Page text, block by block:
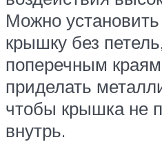
Можно
крышку без
поперечным
приделать
чтобы крышка не
внутрь.